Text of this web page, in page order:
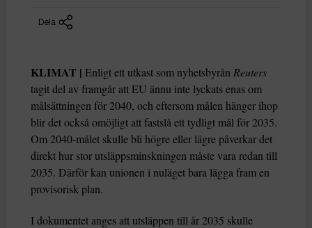
Dela
KLIMAT | Enligt ett utkast som nyhetsbyrån Reuters
tagit del av framgår att EU ännu inte lyckats enas om
målsättningen för 2040, och eftersom målen hänger ihop
blir det också omöjligt att fastslå ett tydligt mål för 2035.
Om 2040-målet skulle bli högre eller lägre påverkar det
direkt hur stor utsläppsminskningen måste vara redan till
2035. Därför kan unionen i nuläget bara lägga fram en
provisorisk plan.
I dokumentet anges att utsläppen till år 2035 skulle